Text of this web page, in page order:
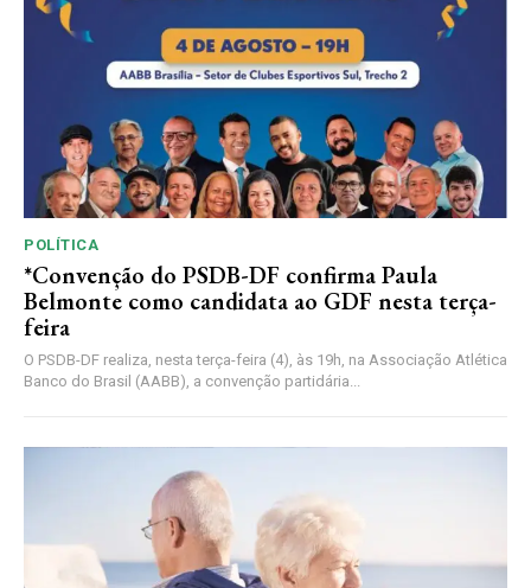
POLÍTICA
*Convenção do PSDB-DF confirma Paula
Belmonte como candidata ao GDF nesta terça-
feira
O PSDB-DF realiza, nesta terça-feira (4), às 19h, na Associação Atlética
Banco do Brasil (AABB), a convenção partidária...